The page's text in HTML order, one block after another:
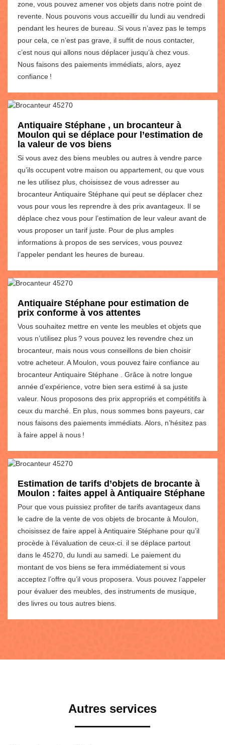
zone, vous pouvez amener vos objets dans notre point de
revente. Nous pouvons vous accueillir du lundi au vendredi
pendant les heures de bureau. Si vous n’avez pas le temps
pour cela, ce n’est pas grave, il suffit de nous contacter,
c’est nous qui allons nous déplacer jusqu’à chez vous.
Nous faisons des paiements immédiats, alors, ayez
confiance !
Antiquaire Stéphane , un brocanteur à
Moulon qui se déplace pour l’estimation de
la valeur de vos biens
Si vous avez des biens meubles ou autres à vendre parce
qu’ils occupent votre maison ou appartement, ou que vous
ne les utilisez plus, choisissez de vous adresser au
brocanteur Antiquaire Stéphane qui peut se déplacer chez
vous pour vous les reprendre à des prix avantageux. Il se
déplace chez vous pour l’estimation de leur valeur avant de
vous proposer un tarif juste. Pour de plus amples
informations à propos de ses services, vous pouvez
l’appeler pendant les heures de bureau.
Antiquaire Stéphane pour estimation de
prix conforme à vos attentes
Vous souhaitez mettre en vente les meubles et objets que
vous n’utilisez plus ? vous pouvez les revendre chez un
brocanteur, mais nous vous conseillons de bien choisir
votre acheteur. A Moulon, vous pouvez faire confiance au
brocanteur Antiquaire Stéphane . Grâce à notre longue
année d’expérience, votre bien sera estimé à sa juste
valeur. Nous proposons des prix appropriés et compétitifs à
ceux du marché. En plus, nous sommes bons payeurs, car
nous faisons des paiements immédiats. Alors, n’hésitez pas
à faire appel à nous !
Estimation de tarifs d’objets de brocante à
Moulon : faites appel à Antiquaire Stéphane
Pour que vous puissiez profiter de tarifs avantageux dans
le cadre de la vente de vos objets de brocante à Moulon,
choisissez de faire appel à Antiquaire Stéphane pour qu’il
procède à l’évaluation de ceux-ci. il se déplace partout
dans le 45270, du lundi au samedi. Le paiement du
montant de vos biens se fera immédiatement si vous
acceptez l’offre qu’il vous proposera. Vous pouvez l’appeler
pour évaluer des meubles, des instruments de musique,
des livres ou tous autres biens.
Autres services